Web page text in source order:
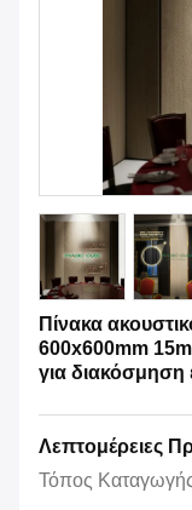
Πίνακα
600x600mm
για διακόσμηση
Λεπτομέρειες
Τόπος